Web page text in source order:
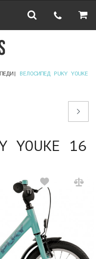
ВЕЛОСИПЕД PUKY YOUKE
Наступний
YOUKE 16